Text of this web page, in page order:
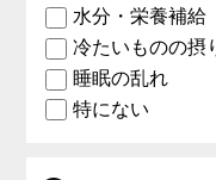
水分・栄養補給
冷たいものの摂
睡眠の乱れ
特にない